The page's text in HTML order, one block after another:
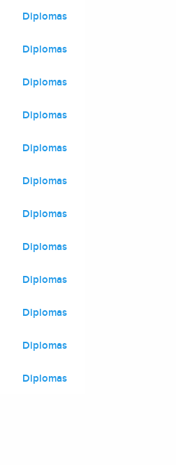
Diplomas
Diplomas
Diplomas
Diplomas
Diplomas
Diplomas
Diplomas
Diplomas
Diplomas
Diplomas
Diplomas
Diplomas